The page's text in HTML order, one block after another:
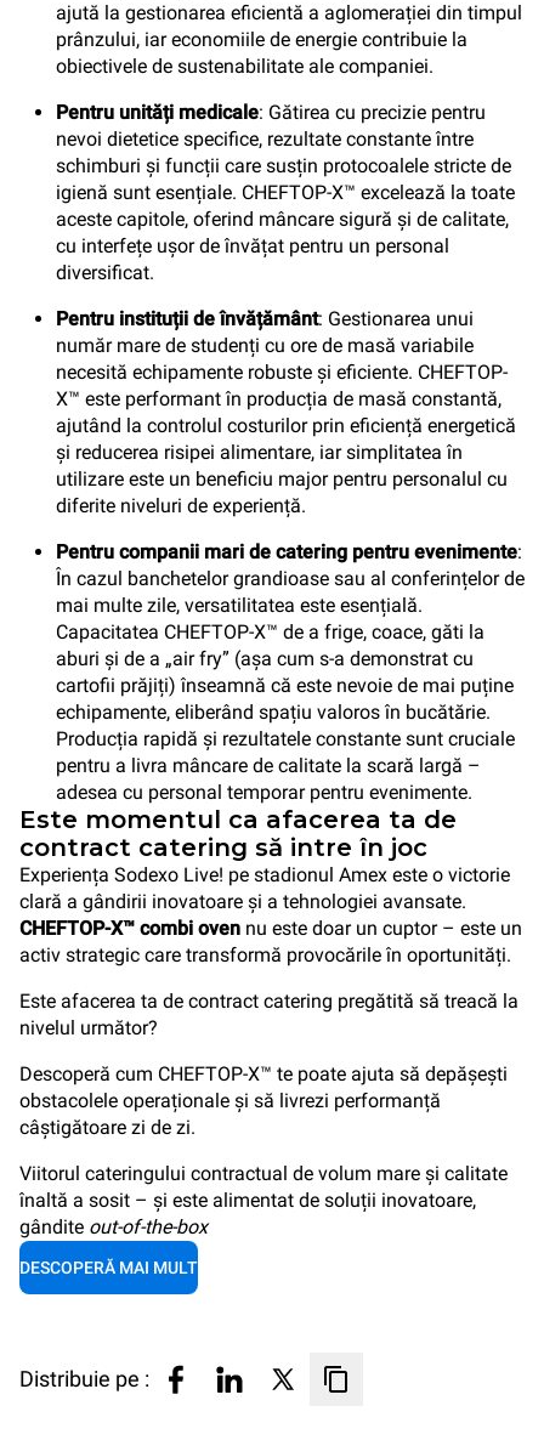
ajută la gestionarea eficientă a aglomerației din timpul
prânzului, iar economiile de energie contribuie la
obiectivele de sustenabilitate ale companiei.
Pentru unități medicale: Gătirea cu precizie pentru
nevoi dietetice specifice, rezultate constante între
schimburi și funcții care susțin protocoalele stricte de
igienă sunt esențiale. CHEFTOP-X™ excelează la toate
aceste capitole, oferind mâncare sigură și de calitate,
cu interfețe ușor de învățat pentru un personal
diversificat.
Pentru instituții de învățământ: Gestionarea unui
număr mare de studenți cu ore de masă variabile
necesită echipamente robuste și eficiente. CHEFTOP-
X™ este performant în producția de masă constantă,
ajutând la controlul costurilor prin eficiență energetică
și reducerea risipei alimentare, iar simplitatea în
utilizare este un beneficiu major pentru personalul cu
diferite niveluri de experiență.
Pentru companii mari de catering pentru evenimente:
În cazul banchetelor grandioase sau al conferințelor de
mai multe zile, versatilitatea este esențială.
Capacitatea CHEFTOP-X™ de a frige, coace, găti la
aburi și de a „air fry” (așa cum s-a demonstrat cu
cartofii prăjiți) înseamnă că este nevoie de mai puține
echipamente, eliberând spațiu valoros în bucătărie.
Producția rapidă și rezultatele constante sunt cruciale
pentru a livra mâncare de calitate la scară largă –
adesea cu personal temporar pentru evenimente.
Este momentul ca afacerea ta de
contract catering să intre în joc
Experiența Sodexo Live! pe stadionul Amex este o victorie
clară a gândirii inovatoare și a tehnologiei avansate.
CHEFTOP-X™ combi oven nu este doar un cuptor – este un
activ strategic care transformă provocările în oportunități.
Este afacerea ta de contract catering pregătită să treacă la
nivelul următor?
Descoperă cum CHEFTOP-X™ te poate ajuta să depășești
obstacolele operaționale și să livrezi performanță
câștigătoare zi de zi.
Viitorul cateringului contractual de volum mare și calitate
înaltă a sosit – și este alimentat de soluții inovatoare,
gândite out-of-the-box
DESCOPERĂ MAI MULT
Distribuie pe :